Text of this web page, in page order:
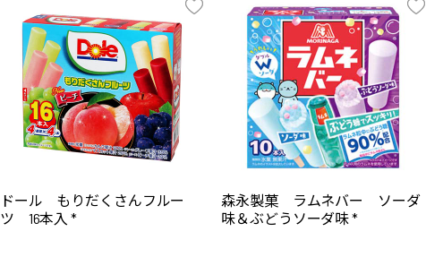
ドール もりだくさんフルー
ツ 16本入 *
森永製菓 ラムネバー ソーダ
味＆ぶどうソーダ味 *